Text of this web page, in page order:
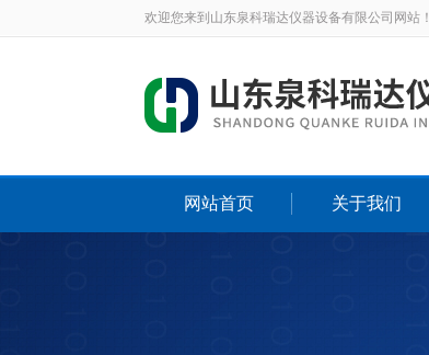
欢迎您来到山东泉科瑞达仪器设备有限公司网站！
网站首页 关于我们